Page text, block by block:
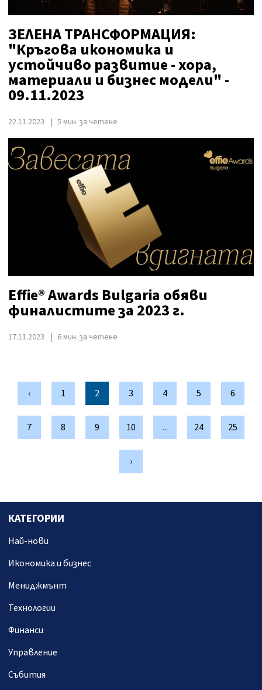
ЗЕЛЕНА ТРАНСФОРМАЦИЯ:
"Кръгова икономика и
устойчиво развитие - хора,
материали и бизнес модели" -
09.11.2023
22.11.2023 5 мин. за четене
Effie® Awards Bulgaria обяви
финалистите за 2023 г.
17.11.2023 6 мин. за четене
‹ 1 2 3 4 5 6
7 8 9 10 ... 24 25
›
КАТЕГОРИИ
Най-нови
Икономика и бизнес
Мениджмънт
Технологии
Финанси
Управление
Събития